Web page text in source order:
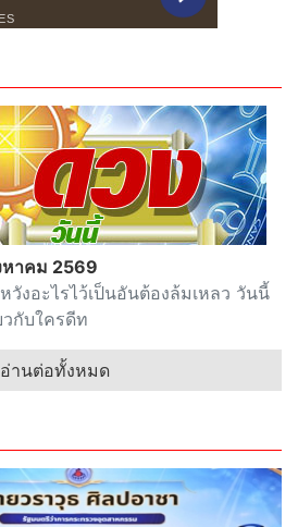
าคม 2569
งอะไรไว้เป็นอันต้องล้มเหลว วันนี้
วกับใครดีท
อ่านต่อทั้งหมด
สุรินทร์” มอบกระเป๋าคัดกรอง